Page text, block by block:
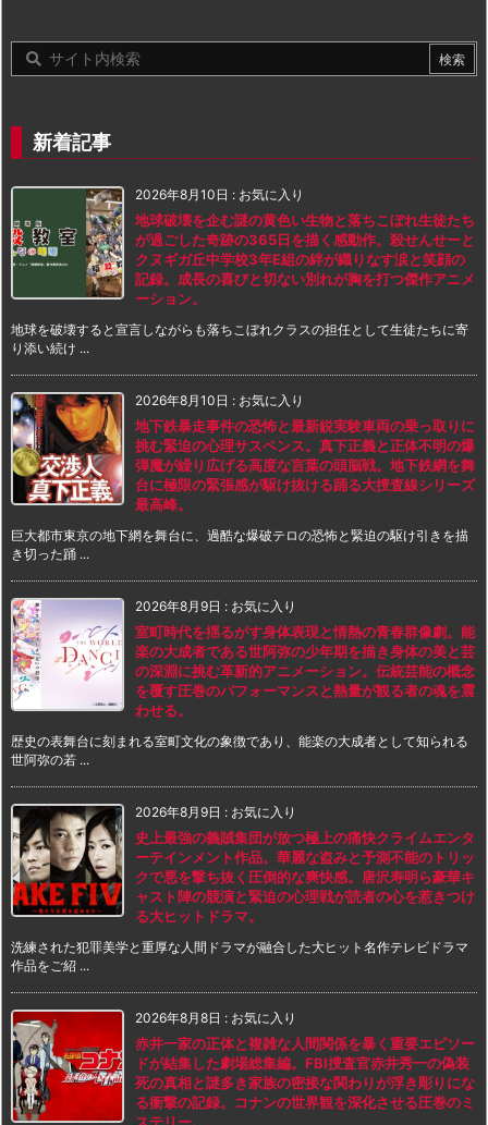
新着記事
2026年8月10日 : お気に入り
地球破壊を企む謎の黄色い生物と落ちこぼれ生徒たち
が過ごした奇跡の365日を描く感動作。殺せんせーと
クヌギガ丘中学校3年E組の絆が織りなす涙と笑顔の
記録。成長の喜びと切ない別れが胸を打つ傑作アニメ
ーション。
地球を破壊すると宣言しながらも落ちこぼれクラスの担任として生徒たちに寄
り添い続け ...
2026年8月10日 : お気に入り
地下鉄暴走事件の恐怖と最新鋭実験車両の乗っ取りに
挑む緊迫の心理サスペンス。真下正義と正体不明の爆
弾魔が繰り広げる高度な言葉の頭脳戦。地下鉄網を舞
台に極限の緊張感が駆け抜ける踊る大捜査線シリーズ
最高峰。
巨大都市東京の地下網を舞台に、過酷な爆破テロの恐怖と緊迫の駆け引きを描
き切った踊 ...
2026年8月9日 : お気に入り
室町時代を揺るがす身体表現と情熱の青春群像劇。能
楽の大成者である世阿弥の少年期を描き身体の美と芸
の深淵に挑む革新的アニメーション。伝統芸能の概念
を覆す圧巻のパフォーマンスと熱量が観る者の魂を震
わせる。
歴史の表舞台に刻まれる室町文化の象徴であり、能楽の大成者として知られる
世阿弥の若 ...
2026年8月9日 : お気に入り
史上最強の義賊集団が放つ極上の痛快クライムエンタ
ーテインメント作品。華麗な盗みと予測不能のトリッ
クで悪を撃ち抜く圧倒的な爽快感。唐沢寿明ら豪華キ
ャスト陣の競演と緊迫の心理戦が読者の心を惹きつけ
る大ヒットドラマ。
洗練された犯罪美学と重厚な人間ドラマが融合した大ヒット名作テレビドラマ
作品をご紹 ...
2026年8月8日 : お気に入り
赤井一家の正体と複雑な人間関係を暴く重要エピソー
ドが結集した劇場総集編。FBI捜査官赤井秀一の偽装
死の真相と謎多き家族の密接な関わりが浮き彫りにな
る衝撃の記録。コナンの世界観を深化させる圧巻のミ